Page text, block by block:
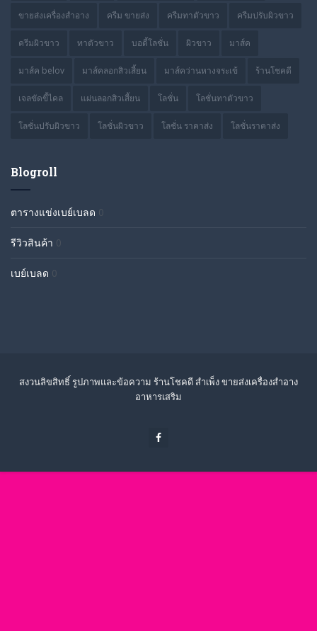
ขายส่งเครื่องสำอาง ครีม ขายส่ง ครีมทาตัวขาว ครีมปรับผิวขาว
ครีมผิวขาว ทาตัวขาว บอดี้โลชั่น ผิวขาว มาส์ค
มาส์ค belov มาส์คลอกสิวเสี้ยน มาส์คว่านหางจระเข้ ร้านโชคดี
เจลขัดขี้ไคล แผ่นลอกสิวเสี้ยน โลชั่น โลชั่นทาตัวขาว
โลชั่นปรับผิวขาว โลชั่นผิวขาว โลชั่น ราคาส่ง โลชั่นราคาส่ง
Blogroll
ตารางแข่งเบย์เบลด 0
รีวิวสินค้า 0
เบย์เบลด 0
สงวนลิขสิทธิ์ รูปภาพและข้อความ ร้านโชคดี สำเพ็ง ขายส่งเครื่องสำอาง
อาหารเสริม